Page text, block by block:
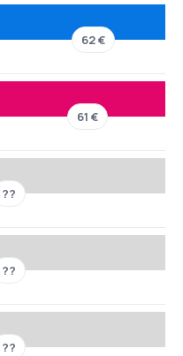
62 €
61 €
??
??
??